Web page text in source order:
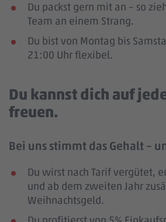
Du packst gern mit an – so
Team an einem Strang.
Du bist von Montag bis
21:00 Uhr flexibel.
Du kannst dich auf
freuen.
Bei uns stimmt das Gehalt –
Du wirst nach Tarif vergütet,
und ab dem zweiten Jahr
Weihnachtsgeld.